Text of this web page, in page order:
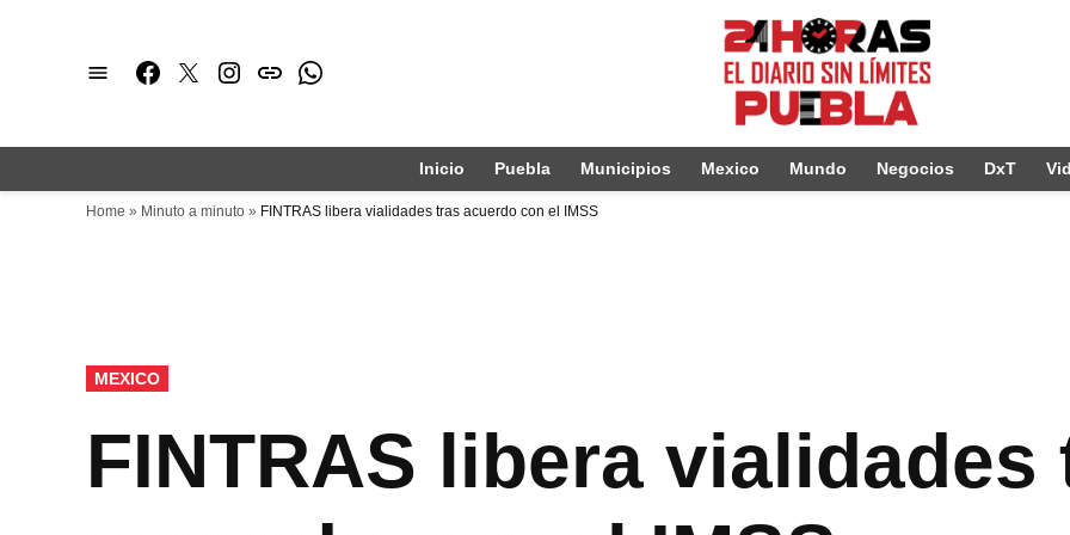
Facebook
TwitterInstagram
issuuWhatsapp
Inicio Puebla Municipios Mexico Mundo Negocios DxT
Home » Minuto a minuto » FINTRAS libera vialidades tras acuerdo con el IMSS
PUBLICADO
EN
MEXICO
FINTRAS libera vialidades